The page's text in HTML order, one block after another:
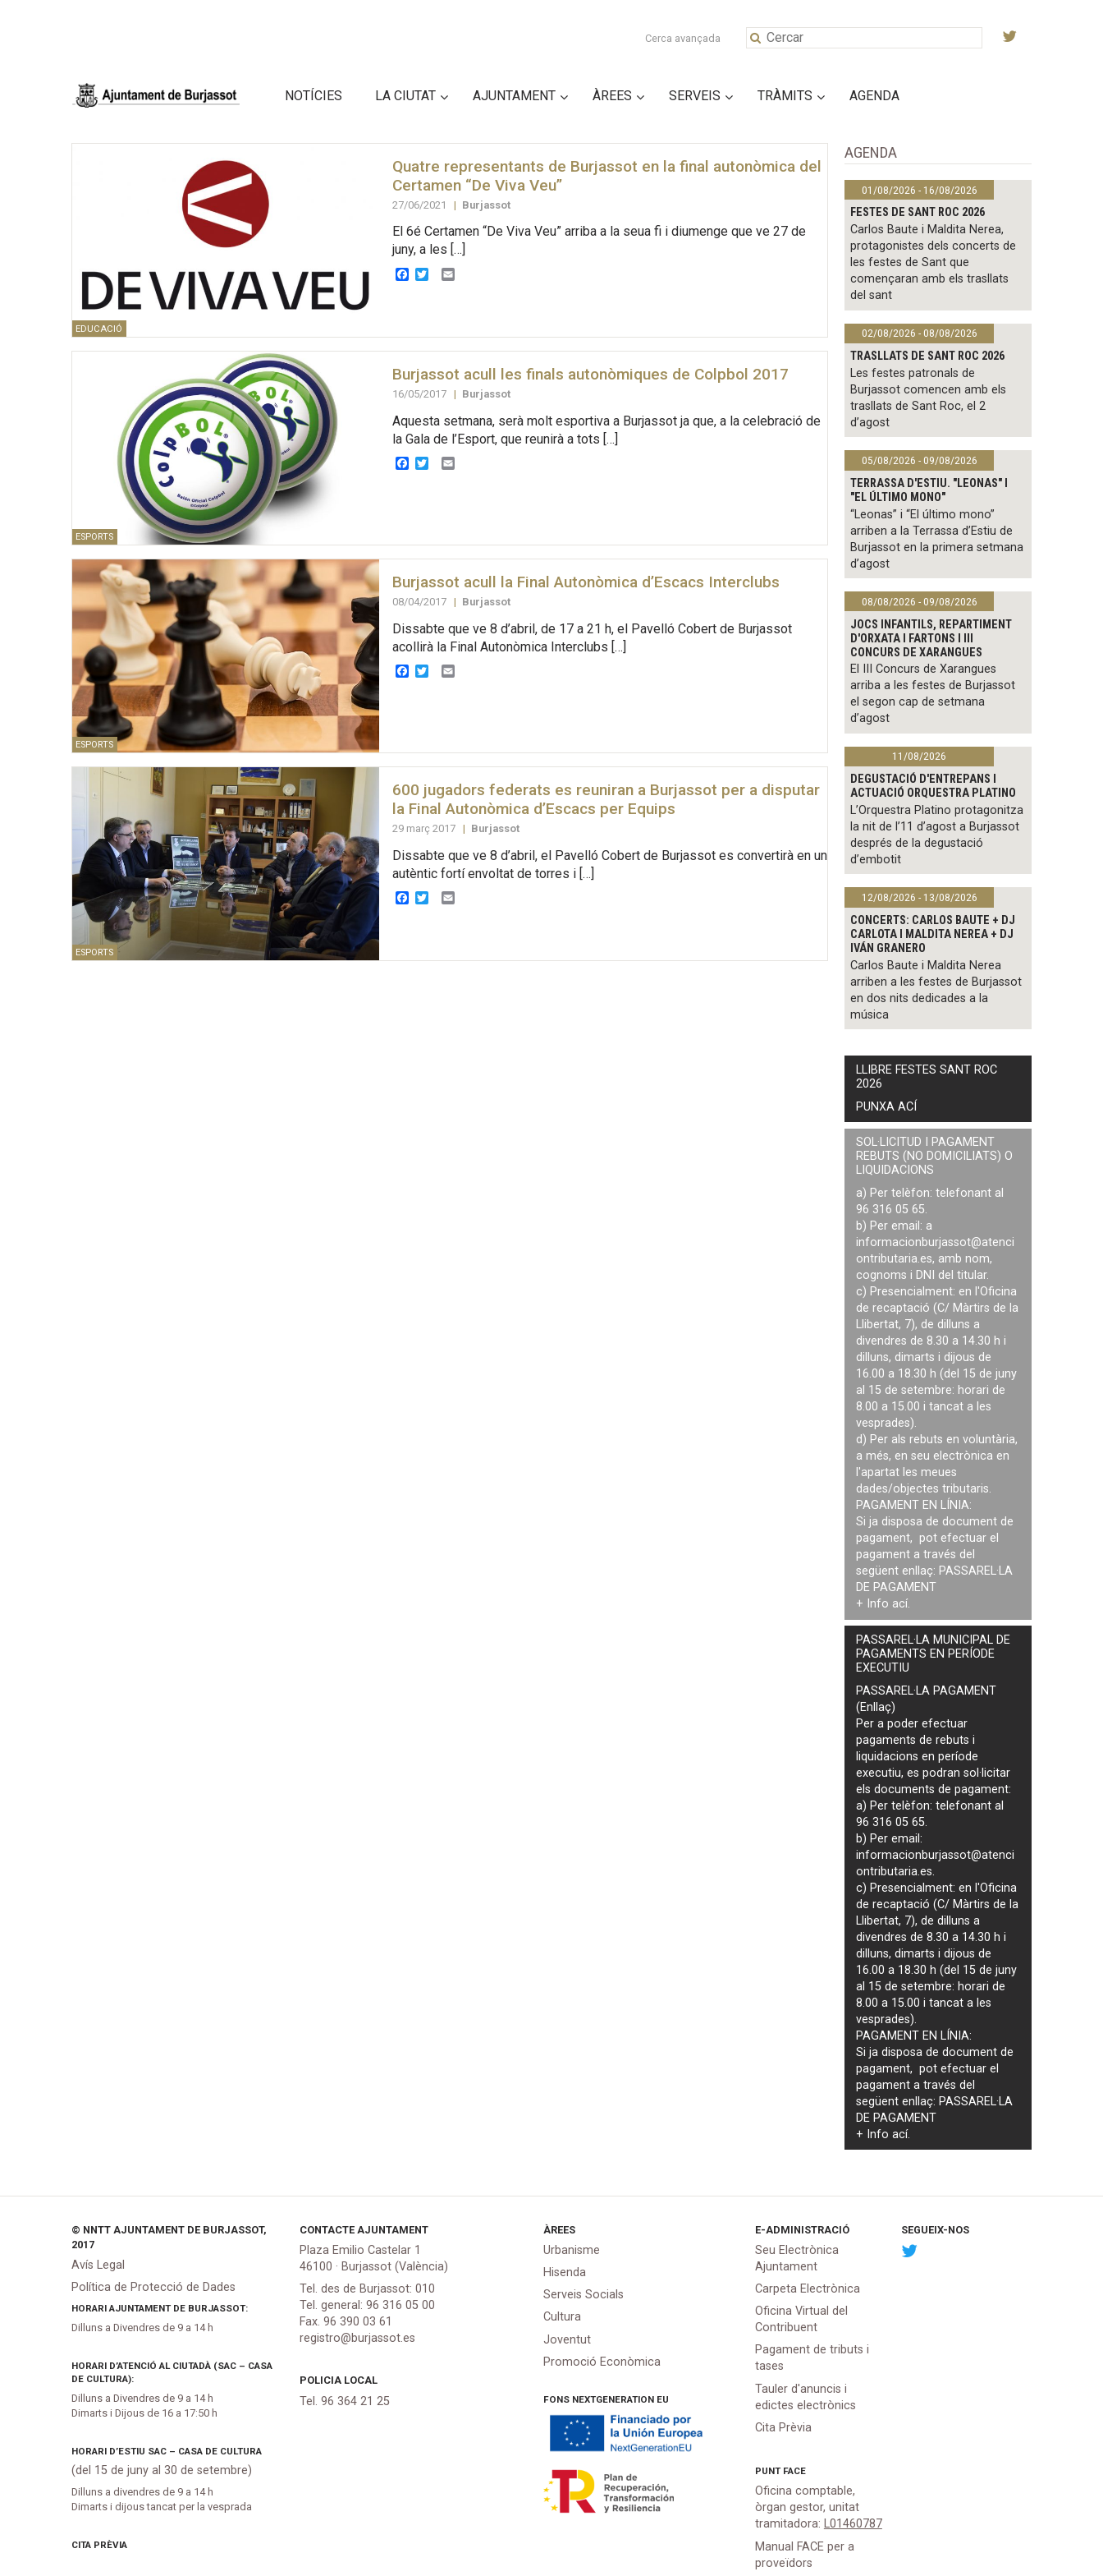
Cerca avançada
NOTÍCIES LA CIUTAT AJUNTAMENT ÀREES SERVEIS TRÀMITS AGENDA
EDUCACIÓ
Quatre representants de Burjassot en la final autonòmica del
Certamen “De Viva Veu”
27/06/2021 | Burjassot
El 6é Certamen “De Viva Veu” arriba a la seua fi i diumenge que ve 27 de
juny, a les […]
Facebook
TwitterEmail
ESPORTS
Burjassot acull les finals autonòmiques de Colpbol 2017
16/05/2017 | Burjassot
Aquesta setmana, serà molt esportiva a Burjassot ja que, a la celebració de
la Gala de l’Esport, que reunirà a tots […]
Facebook
TwitterEmail
ESPORTS
Burjassot acull la Final Autonòmica d’Escacs Interclubs
08/04/2017 | Burjassot
Dissabte que ve 8 d’abril, de 17 a 21 h, el Pavelló Cobert de Burjassot
acollirà la Final Autonòmica Interclubs […]
Facebook
TwitterEmail
ESPORTS
600 jugadors federats es reuniran a Burjassot per a disputar
la Final Autonòmica d’Escacs per Equips
29 març 2017 | Burjassot
Dissabte que ve 8 d’abril, el Pavelló Cobert de Burjassot es convertirà en un
autèntic fortí envoltat de torres i […]
Facebook
TwitterEmail
AGENDA
01/08/2026 - 16/08/2026
FESTES DE SANT ROC 2026
Carlos Baute i Maldita Nerea,
protagonistes dels concerts de
les festes de Sant que
començaran amb els trasllats
del sant
02/08/2026 - 08/08/2026
TRASLLATS DE SANT ROC 2026
Les festes patronals de
Burjassot comencen amb els
trasllats de Sant Roc, el 2
d’agost
05/08/2026 - 09/08/2026
TERRASSA D'ESTIU. "LEONAS" I
"EL ÚLTIMO MONO"
“Leonas” i “El último mono”
arriben a la Terrassa d’Estiu de
Burjassot en la primera setmana
d’agost
08/08/2026 - 09/08/2026
JOCS INFANTILS, REPARTIMENT
D'ORXATA I FARTONS I III
CONCURS DE XARANGUES
El III Concurs de Xarangues
arriba a les festes de Burjassot
el segon cap de setmana
d’agost
11/08/2026
DEGUSTACIÓ D'ENTREPANS I
ACTUACIÓ ORQUESTRA PLATINO
L’Orquestra Platino protagonitza
la nit de l’11 d’agost a Burjassot
després de la degustació
d’embotit
12/08/2026 - 13/08/2026
CONCERTS: CARLOS BAUTE + DJ
CARLOTA I MALDITA NEREA + DJ
IVÁN GRANERO
Carlos Baute i Maldita Nerea
arriben a les festes de Burjassot
en dos nits dedicades a la
música
LLIBRE FESTES SANT ROC
2026
PUNXA ACÍ
SOL·LICITUD I PAGAMENT
REBUTS (NO DOMICILIATS) O
LIQUIDACIONS
a) Per telèfon: telefonant al
96 316 05 65.
b) Per email: a
informacionburjassot@atenci
ontributaria.es, amb nom,
cognoms i DNI del titular.
c) Presencialment: en l'Oficina
de recaptació (C/ Màrtirs de la
Llibertat, 7), de dilluns a
divendres de 8.30 a 14.30 h i
dilluns, dimarts i dijous de
16.00 a 18.30 h (del 15 de juny
al 15 de setembre: horari de
8.00 a 15.00 i tancat a les
vesprades).
d) Per als rebuts en voluntària,
a més, en seu electrònica en
l'apartat les meues
dades/objectes tributaris.
PAGAMENT EN LÍNIA:
Si ja disposa de document de
pagament, pot efectuar el
pagament a través del
següent enllaç: PASSAREL·LA
DE PAGAMENT
+ Info ací.
PASSAREL·LA MUNICIPAL DE
PAGAMENTS EN PERÍODE
EXECUTIU
PASSAREL·LA PAGAMENT
(Enllaç)
Per a poder efectuar
pagaments derebuts i
liquidacions en període
executiu, es podransol·licitar
els documents de pagament:
a) Per telèfon: telefonant al
96 316 05 65.
b) Per email:
informacionburjassot@atenci
ontributaria.es.
c) Presencialment: en l'Oficina
de recaptació (C/ Màrtirs de la
Llibertat, 7), de dilluns a
divendres de 8.30 a 14.30 h i
dilluns, dimarts i dijous de
16.00 a 18.30 h (del 15 de juny
al 15 de setembre: horari de
8.00 a 15.00 i tancat a les
vesprades).
PAGAMENT EN LÍNIA:
Si ja disposa de document de
pagament, pot efectuar el
pagament a través del
següent enllaç: PASSAREL·LA
DE PAGAMENT
+ Infoací.
© NNTT AJUNTAMENT DE BURJASSOT,
2017
Avís Legal
Política de Protecció de Dades
HORARI AJUNTAMENT DE BURJASSOT:
Dilluns a Divendres de 9 a 14 h
HORARI D’ATENCIÓ AL CIUTADÀ (SAC – CASA
DE CULTURA):
Dilluns a Divendres de 9 a 14 h
Dimarts i Dijous de 16 a 17:50 h
HORARI D’ESTIU SAC – CASA DE CULTURA
(del 15 de juny al 30 de setembre)
Dilluns a divendres de 9 a 14 h
Dimarts i dijous tancat per la vesprada
CITA PRÈVIA
CONTACTE AJUNTAMENT
Plaza Emilio Castelar 1
46100 · Burjassot (València)
Tel. des de Burjassot: 010
Tel. general: 96 316 05 00
Fax. 96 390 03 61
registro@burjassot.es
POLICIA LOCAL
Tel. 96 364 21 25
ÀREES
Urbanisme
Hisenda
Serveis Socials
Cultura
Joventut
Promoció Econòmica
FONS NEXTGENERATION EU
E-ADMINISTRACIÓ
Seu Electrònica
Ajuntament
Carpeta Electrònica
Oficina Virtual del
Contribuent
Pagament de tributs i
tases
Tauler d'anuncis i
edictes electrònics
Cita Prèvia
PUNT FACE
Oficina comptable,
òrgan gestor, unitat
tramitadora: L01460787
Manual FACE per a
proveïdors
SEGUEIX-NOS